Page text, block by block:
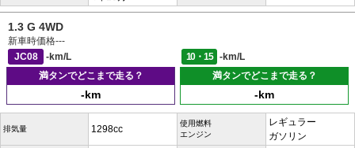
1.3 G 4WD
新車時価格---
JC08
-km/L 10・15
-km/L
満タンでどこまで走る？
-km
満タンでどこまで走る？
-km
排気量 1298cc
使用燃料
エンジン
レギュラー
ガソリン